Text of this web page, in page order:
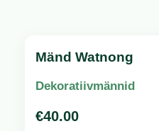
Mänd Watnong
Dekoratiivmännid
€40.00